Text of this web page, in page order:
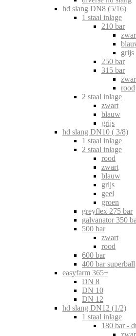
hd slang DN8 (5/16)
1 staal inlage
210 bar
grijs
250 bar
315 bar
rood
2 staal inlage
zwart
blauw
grijs
hd slang DN10 ( 3/8)
1 staal inlage
2 staal inlage
rood
zwart
blauw
grijs
geel
groen
greyflex 275 bar
galvanator 350
500 bar
zwart
rood
600 bar
400 bar superball
easyfarm 365+
DN 8
DN 10
DN 12
hd slang DN12 (1/2)
1 staal inlage
180 bar -